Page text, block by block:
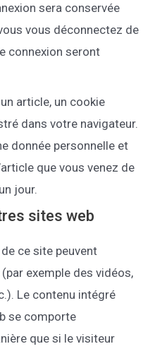
sera conservée
vous déconnectez de
connexion seront
article, un cookie
dans votre navigateur.
donnée personnelle et
que vous venez de
jour.
sites web
ce site peuvent
exemple des vidéos,
Le contenu intégré
se comporte
que si le visiteur